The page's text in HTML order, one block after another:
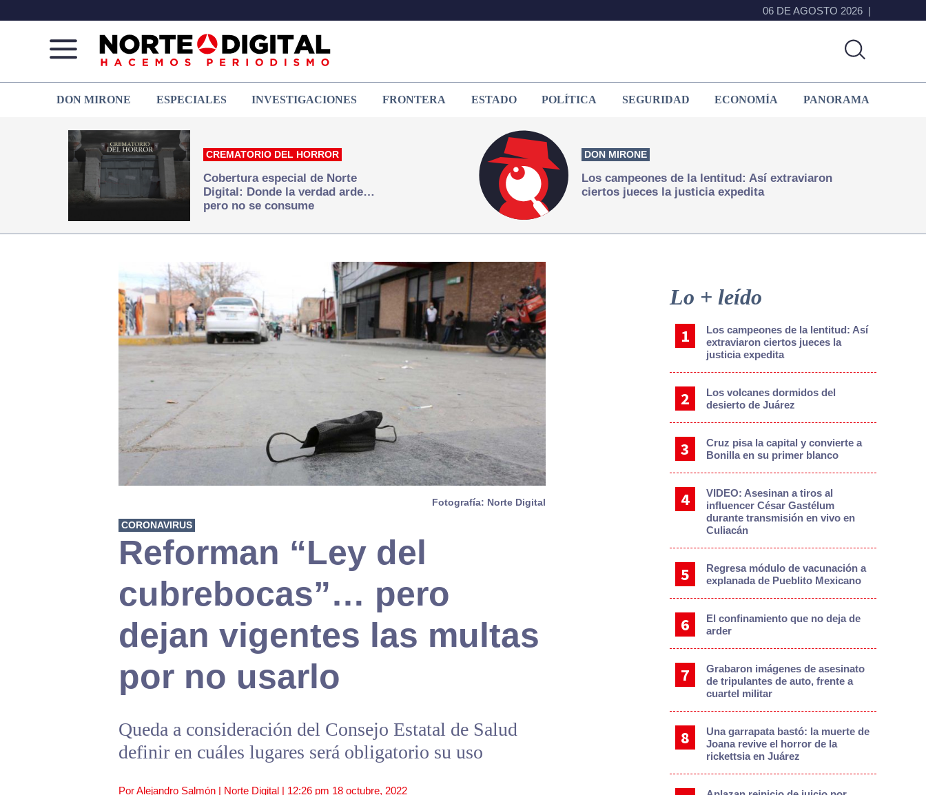
06 DE AGOSTO 2026
de
Juárez
que
hacemos periodismo
DON MIRONE ESPECIALES INVESTIGACIONES FRONTERA ESTADO POLÍTICA SEGURIDAD ECONOMÍA PANORAMA
CREMATORIO DEL HORROR
Cobertura especial de Norte
Digital: Donde la verdad arde…
pero no se consume
DON MIRONE
Los campeones de la lentitud: Así extraviaron
ciertos jueces la justicia expedita
Fotografía: Norte Digital
CORONAVIRUS
Reforman “Ley del
cubrebocas”… pero
dejan vigentes las multas
por no usarlo
Queda a consideración del Consejo Estatal de Salud
definir en cuáles lugares será obligatorio su uso
Por Alejandro Salmón | Norte Digital | 12:26 pm 18 octubre, 2022
Sidebar
Lo + leído
Los campeones de la lentitud: Así
extraviaron ciertos jueces la
justicia expedita
Los volcanes dormidos del
desierto de Juárez
Cruz pisa la capital y convierte a
Bonilla en su primer blanco
VIDEO: Asesinan a tiros al
influencer César Gastélum
durante transmisión en vivo en
Culiacán
Regresa módulo de vacunación a
explanada de Pueblito Mexicano
El confinamiento que no deja de
arder
Grabaron imágenes de asesinato
de tripulantes de auto, frente a
cuartel militar
Una garrapata bastó: la muerte de
Joana revive el horror de la
rickettsia en Juárez